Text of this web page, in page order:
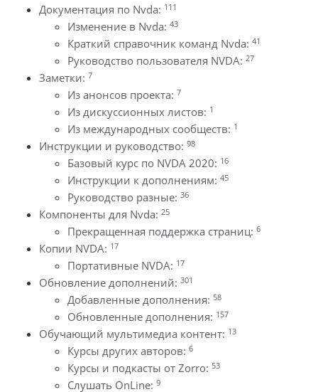
Документация по Nvda: 111
Изменение в Nvda: 43
Краткий справочник команд Nvda: 41
Руководство пользователя NVDA: 27
Заметки: 7
Из анонсов проекта: 7
Из дискуссионных листов: 1
Из международных сообществ: 1
Инструкции и руководство: 98
Базовый курс по NVDA 2020: 16
Инструкции к дополнениям: 45
Руководство разные: 36
Компоненты для Nvda: 25
Прекращенная поддержка страниц: 6
Копии NVDA: 17
Портативные NVDA: 17
Обновление дополнений: 301
Добавленные дополнения: 58
Обновленные дополнения: 157
Обучающий мультимедиа контент: 13
Курсы других авторов: 6
Курсы и подкасты от Zorro: 53
Слушать OnLine: 9